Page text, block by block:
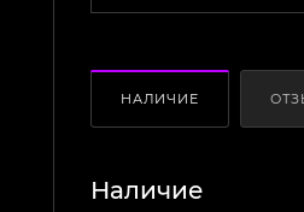
НАЛИЧИЕ
Наличие